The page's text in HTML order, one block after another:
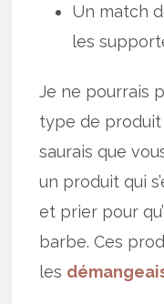
Un match
les
Je ne pourrais
type de produit
saurais que
un produit qui
et prier pour
barbe. Ces
les